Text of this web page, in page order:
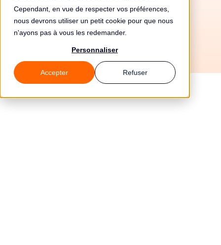
Cependant, en vue de respecter vos préférences,
nous devrons utiliser un petit cookie pour que nous
n'ayons pas à vous les redemander.
Personnaliser
Accepter Refuser
Tous les guides
🛡️ Sécurité 📚 Notions de base